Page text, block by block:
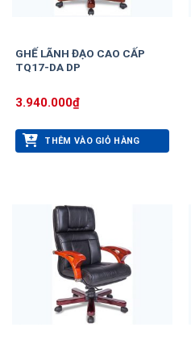
GHẾ LÃNH ĐẠO CAO CẤP
TQ17-DA DP
3.940.000₫
THÊM VÀO GIỎ HÀNG